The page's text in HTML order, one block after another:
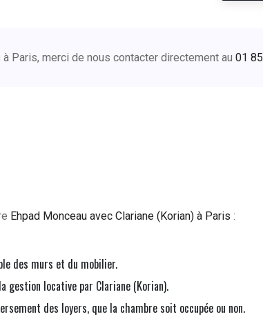
Paris, merci de nous contacter directement au 01
Ehpad Monceau avec Clariane (Korian) à Paris :
des murs et du mobilier.
gestion locative par Clariane (Korian).
des loyers, que la chambre soit occupée ou non.